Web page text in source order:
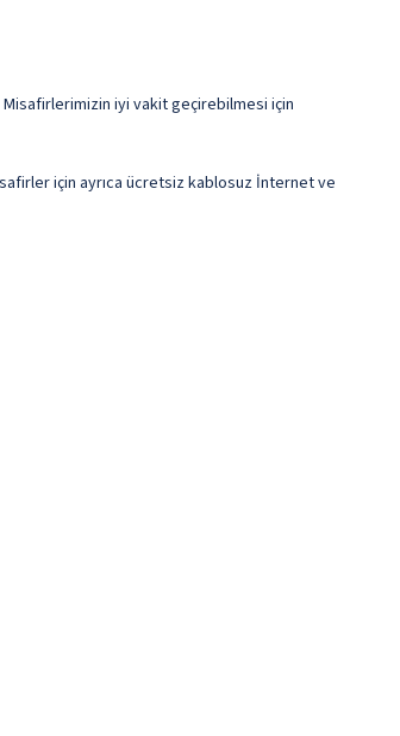
iyi vakit geçirebilmesi için
için ayrıca ücretsiz kablosuz İnternet ve